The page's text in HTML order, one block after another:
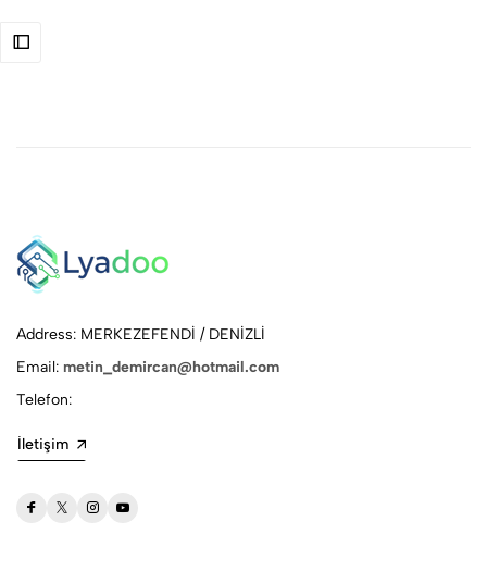
Address: MERKEZEFENDİ / DENİZLİ
Email: metin_demircan@hotmail.com
Telefon:
İletişim